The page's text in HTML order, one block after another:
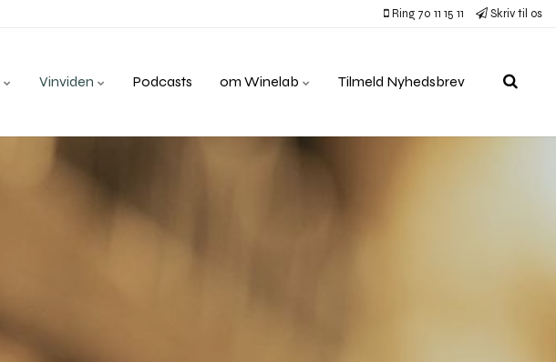
Ring 70 11 15 11 Skriv til os
Vinviden Podcasts om Winelab Tilmeld Nyhedsbrev